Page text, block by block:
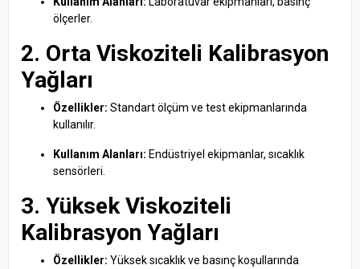
ölçerler.
2. Orta Viskoziteli Kalibrasyon
Yağları
Özellikler: Standart ölçüm ve test ekipmanlarında
kullanılır.
Kullanım Alanları: Endüstriyel ekipmanlar, sıcaklık
sensörleri.
3. Yüksek Viskoziteli
Kalibrasyon Yağları
Özellikler: Yüksek sıcaklık ve basınç koşullarında